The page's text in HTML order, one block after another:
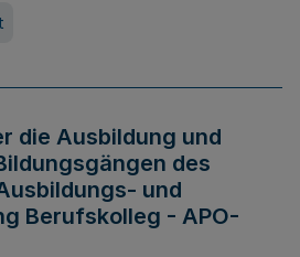
die Ausbildung und
des
und
Berufskolleg - APO-